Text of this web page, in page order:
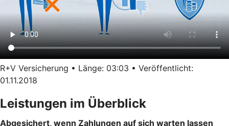
R+V Versicherung • Länge: 03:03 • Veröffentlicht:
01.11.2018
Leistungen im Überblick
Abgesichert, wenn Zahlungen auf sich warten lassen